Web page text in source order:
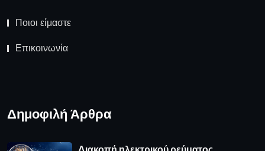
Ποιοι είμαστε
Επικοινωνία
Δημοφιλή Άρθρα